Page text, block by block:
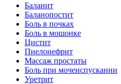
Баланит
Баланопостит
Боль в почках
Боль в мошонке
Цистит
Пиелонефрит
Массаж простаты
Боль при мочеиспускании
Уретрит